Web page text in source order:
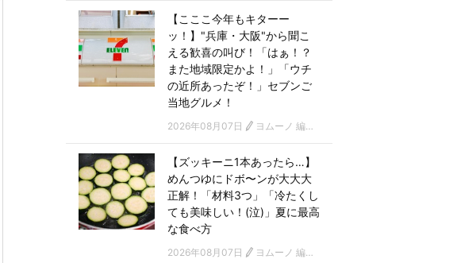
【こここ今年もキターー
ッ！】"兵庫・大阪"から聞こ
える歓喜の叫び！「はぁ！？
また地域限定かよ！」「ウチ
の近所あったぞ！」セブンご
当地グルメ！
2026年08月07日 ヨムーノ 編集部
【ズッキーニ1本あったら…】
めんつゆにドボ〜ンが大大大
正解！「材料3つ」「冷たくし
ても美味しい！(泣)」夏に最高
な食べ方
2026年08月07日 ヨムーノ 編集部